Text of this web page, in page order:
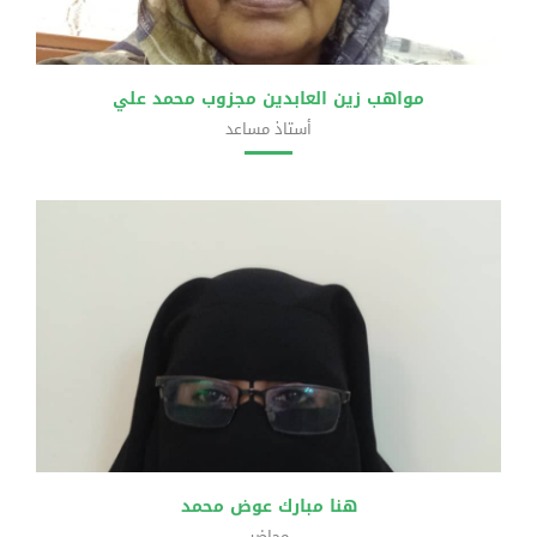
مواهب زين العابدين مجزوب محمد علي
أستاذ مساعد
هنا مبارك عوض محمد